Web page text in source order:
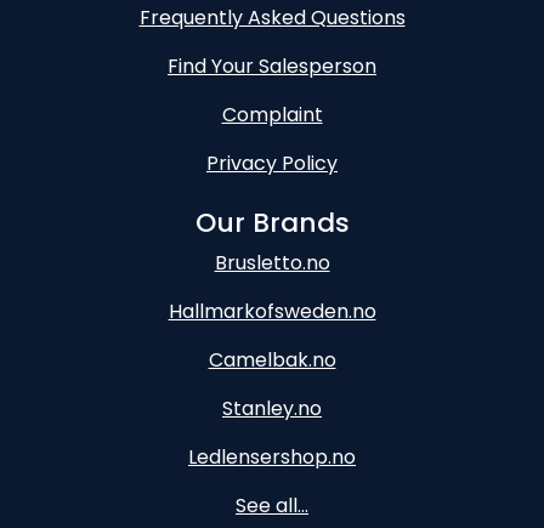
Frequently Asked Questions
Find Your Salesperson
Complaint
Privacy Policy
Our Brands
Brusletto.no
Hallmarkofsweden.no
Camelbak.no
Stanley.no
Ledlensershop.no
See all...